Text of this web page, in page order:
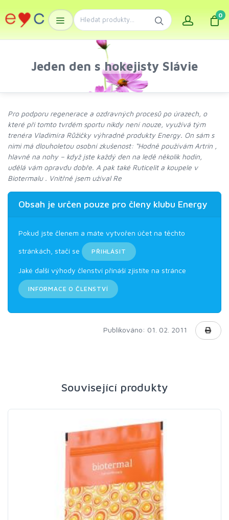
0
Jeden den s hokejisty Slávie
Pro podporu regenerace a ozdravných procesů po úrazech, o
které při tomto tvrdém sportu nikdy není nouze, využívá tým
trenéra Vladimíra Růžičky výhradně produkty Energy. On sám s
nimi má dlouholetou osobní zkušenost: “Hodně používám Artrin ,
hlavně na nohy – když jste každý den na ledě několik hodin,
udělá vám opravdu dobře. A pak také Ruticelit a koupele v
Biotermalu . Vnitřně jsem užíval Re
Obsah je určen pouze pro členy klubu Energy
Pokud jste členem a máte vytvořen účet na těchto
stránkách, stačí se PŘIHLÁSIT
Jaké další výhody členství přináší zjistíte na stránce
INFORMACE O ČLENSTVÍ
Publikováno: 01. 02. 2011
Související produkty